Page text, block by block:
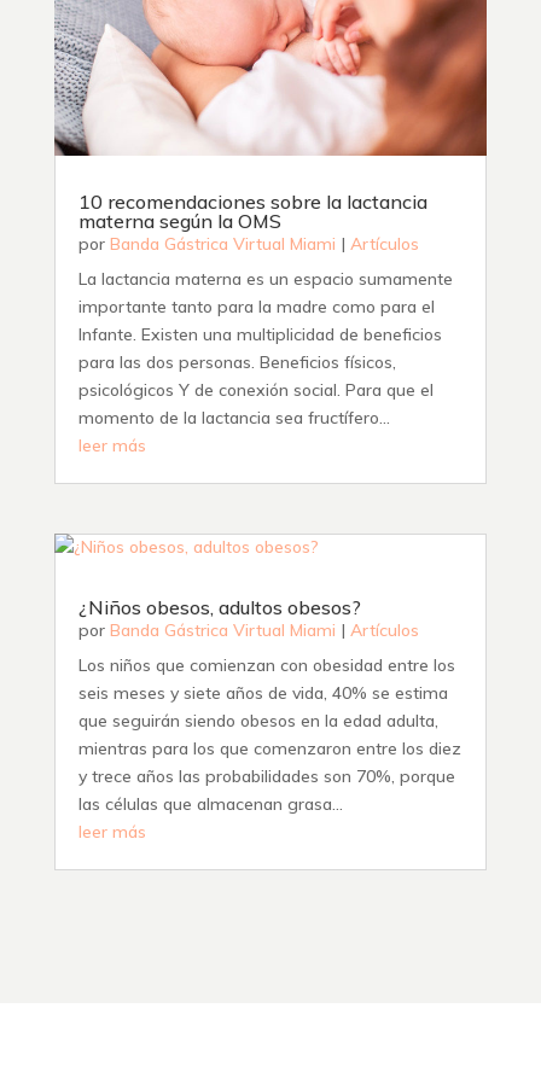
10 recomendaciones sobre la lactancia
materna según la OMS
por Banda Gástrica Virtual Miami | Artículos
La lactancia materna es un espacio sumamente
importante tanto para la madre como para el
Infante. Existen una multiplicidad de beneficios
para las dos personas. Beneficios físicos,
psicológicos Y de conexión social. Para que el
momento de la lactancia sea fructífero...
leer más
¿Niños obesos, adultos obesos?
por Banda Gástrica Virtual Miami | Artículos
Los niños que comienzan con obesidad entre los
seis meses y siete años de vida, 40% se estima
que seguirán siendo obesos en la edad adulta,
mientras para los que comenzaron entre los diez
y trece años las probabilidades son 70%, porque
las células que almacenan grasa...
leer más